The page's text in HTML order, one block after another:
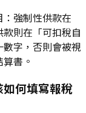
強制性供款在
款則在「可扣稅自
字，否則會被視
書。
何填寫報稅